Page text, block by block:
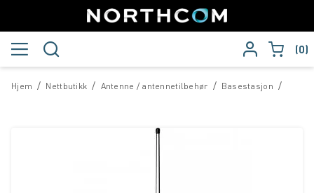
0
/
Hjem /
Nettbutikk /
Antenne / antennetilbehør /
Basestasjon